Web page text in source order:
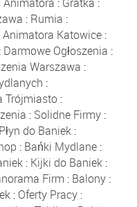
: Rumia :
Animatora Katowice :
: Darmowe Ogłoszenia :
Warszawa :
:
Trójmiasto :
: Solidne Firmy :
Płyn do Baniek:
: Bańki Mydlane :
: Kijki do Baniek :
Firm : Balony :
: Oferty Pracy: